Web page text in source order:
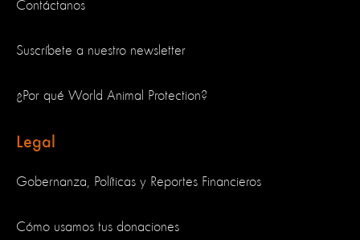
Contáctanos
Suscríbete a nuestro newsletter
¿Por qué World Animal Protection?
Legal
Gobernanza, Políticas y Reportes Financieros
Cómo usamos tus donaciones